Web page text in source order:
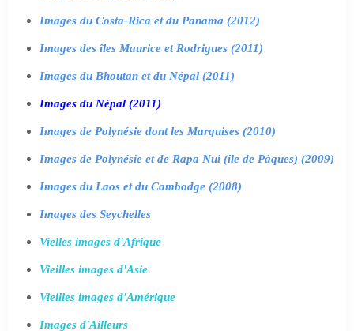
Images du Costa-Rica et du Panama (2012)
Images des îles Maurice et Rodrigues (2011)
Images du Bhoutan et du Népal (2011)
Images du Népal (2011)
Images de Polynésie dont les Marquises (2010)
Images de Polynésie et de Rapa Nui (île de Pâques) (2009)
Images du Laos et du Cambodge (2008)
Images des Seychelles
Vielles images d'Afrique
Vieilles images d'Asie
Vieilles images d'Amérique
Images d'Ailleurs